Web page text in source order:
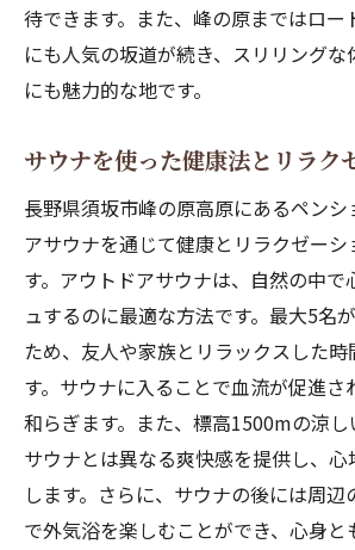
待できます。また、峰の原まではロー
にも人気の坂道が続き、スリリングな
にも魅力的な地です。
サウナを使った健康法とリラク
長野県須坂市峰の原高原にあるペンシ
アサウナを通じて健康とリラクゼーシ
す。アウトドアサウナは、自然の中で
ュするのに最適な方法です。最大5名
ため、友人や家族とリラックスした時
す。サウナに入ることで血流が促進さ
和らぎます。また、標高1500mの涼
サウナとは異なる爽快感を提供し、
します。さらに、サウナの後には周辺
で外気浴を楽しむことができ、心身と